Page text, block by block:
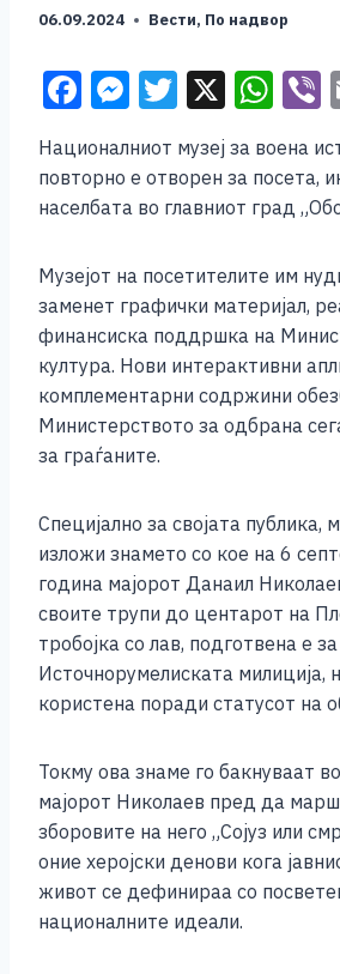
06.09.2024 Вести, По надвор
F
c
e
o
o
k
M
ss
e
g
er
T
tt
er
X W
at
s
p
p
Националниот музеј за воена
повторно е отворен за посета,
населбата во главниот град
Музејот на посетителите им
заменет графички материјал,
финансиска поддршка на
култура. Нови интерактивни
комплементарни содржини
Министерството за одбрана
за граѓаните.
Специјално за својата публика,
изложи знамето со кое на 6
година мајорот Данаил
своите трупи до центарот на
тробојка со лав, подготвена е за
Источнорумелиската милиција,
користена поради статусот на
Токму ова знаме го бакнуваат
мајорот Николаев пред да
зборовите на него „Сојуз или
оние херојски денови кога
живот се дефинираа со
националните идеали.